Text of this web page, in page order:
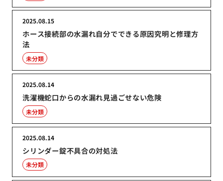
ホース接続部の水漏れ自分でできる原因究明と修理方
法
2025.08.15
未分類
洗濯機蛇口からの水漏れ見過ごせない危険
2025.08.14
未分類
シリンダー錠不具合の対処法
2025.08.14
未分類